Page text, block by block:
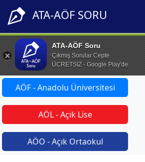
ATA-AÖF SORU
ATA-AÖF Soru
Çıkmış Sorular Cepte
ÜCRETSİZ - Google Play'de
AÖF - Anadolu Üniversitesi
AÖL - Açık Lise
AÖO - Açık Ortaokul